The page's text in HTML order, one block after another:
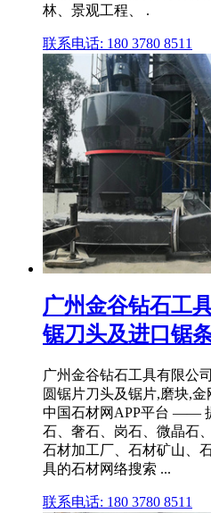
林、景观工程、 .
联系电话: 180 3780 8511
广州金谷钻石工
锯刀头及进口锯
广州金谷钻石工具有限公
圆锯片刀头及锯片,磨块,
中国石材网APP平台 ——
石、奢石、岗石、微晶石
石材加工厂、石材矿山、
具的石材网络搜索 ...
联系电话: 180 3780 8511